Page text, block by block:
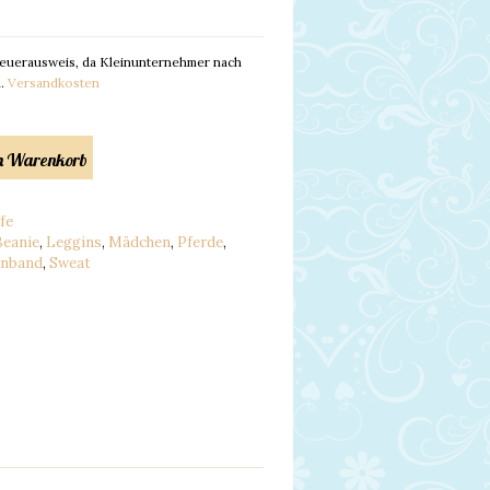
da Kleinunternehmer nach
Versandkosten
Warenkorb
, Leggins, Mädchen, Pferde,
, Sweat